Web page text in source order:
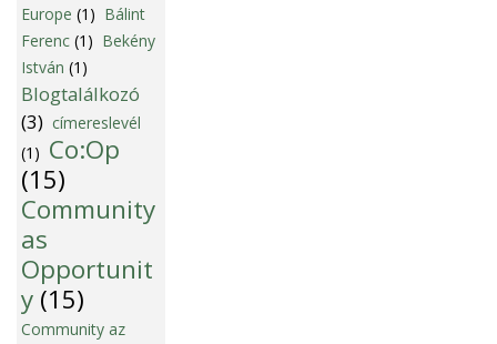
Europe (1) Bálint
Ferenc (1) Bekény
István (1)
Blogtalálkozó
(3) címereslevél
(1) Co:Op
(15)
Community
as
Opportunit
y (15)
Community az